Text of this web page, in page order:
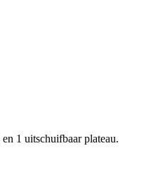
1 uitschuifbaar plateau.